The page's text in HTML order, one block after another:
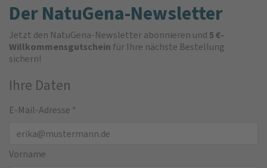
Der NatuGena-Newsletter
Jetzt den NatuGena-Newsletter abonnieren und5 €-
Willkommensgutschein für Ihre nächste Bestellung
sichern!
Ihre Daten
E-Mail-Adresse *
Vorname